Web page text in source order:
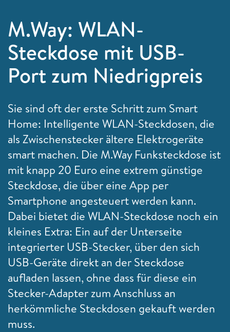
M.Way: WLAN-
Steckdose mit USB-
Port zum Niedrigpreis
Sie sind oft der erste Schritt zum Smart
Home: Intelligente WLAN-Steckdosen, die
als Zwischenstecker ältere Elektrogeräte
smart machen. Die M.Way Funksteckdose ist
mit knapp 20 Euro eine extrem günstige
Steckdose, die über eine App per
Smartphone angesteuert werden kann.
Dabei bietet die WLAN-Steckdose noch ein
kleines Extra: Ein auf der Unterseite
integrierter USB-Stecker, über den sich
USB-Geräte direkt an der Steckdose
aufladen lassen, ohne dass für diese ein
Stecker-Adapter zum Anschluss an
herkömmliche Steckdosen gekauft werden
muss.